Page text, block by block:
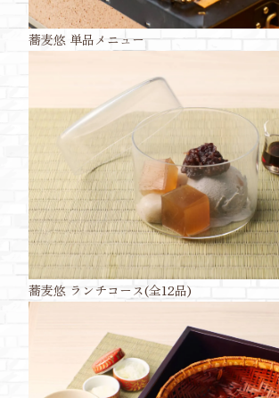
蕎麦悠 単品メニュー
蕎麦悠 ランチコース(全12品)